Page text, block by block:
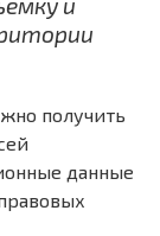
получить
данные